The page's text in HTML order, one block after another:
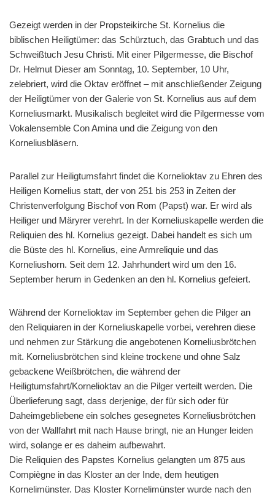
Gezeigt werden in der Propsteikirche St. Kornelius die
biblischen Heiligtümer: das Schürztuch, das Grabtuch und das
Schweißtuch Jesu Christi. Mit einer Pilgermesse, die Bischof
Dr. Helmut Dieser am Sonntag, 10. September, 10 Uhr,
zelebriert, wird die Oktav eröffnet – mit anschließender Zeigung
der Heiligtümer von der Galerie von St. Kornelius aus auf dem
Korneliusmarkt. Musikalisch begleitet wird die Pilgermesse vom
Vokalensemble Con Amina und die Zeigung von den
Korneliusbläsern.
Parallel zur Heiligtumsfahrt findet die Kornelioktav zu Ehren des
Heiligen Kornelius statt, der von 251 bis 253 in Zeiten der
Christenverfolgung Bischof von Rom (Papst) war. Er wird als
Heiliger und Märyrer verehrt. In der Korneliuskapelle werden die
Reliquien des hl. Kornelius gezeigt. Dabei handelt es sich um
die Büste des hl. Kornelius, eine Armreliquie und das
Korneliushorn. Seit dem 12. Jahrhundert wird um den 16.
September herum in Gedenken an den hl. Kornelius gefeiert.
Während der Kornelioktav im September gehen die Pilger an
den Reliquiaren in der Korneliuskapelle vorbei, verehren diese
und nehmen zur Stärkung die angebotenen Korneliusbrötchen
mit. Korneliusbrötchen sind kleine trockene und ohne Salz
gebackene Weißbrötchen, die während der
Heiligtumsfahrt/Kornelioktav an die Pilger verteilt werden. Die
Überlieferung sagt, dass derjenige, der für sich oder für
Daheimgebliebene ein solches gesegnetes Korneliusbrötchen
von der Wallfahrt mit nach Hause bringt, nie an Hunger leiden
wird, solange er es daheim aufbewahrt.
Die Reliquien des Papstes Kornelius gelangten um 875 aus
Compiègne in das Kloster an der Inde, dem heutigen
Kornelimünster. Das Kloster Kornelimünster wurde nach den